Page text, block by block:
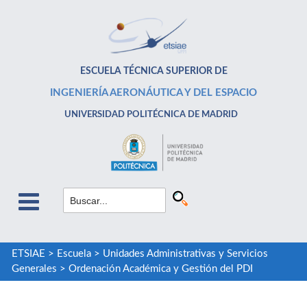
ESCUELA TÉCNICA SUPERIOR DE
INGENIERÍA AERONÁUTICA Y DEL ESPACIO
UNIVERSIDAD POLITÉCNICA DE MADRID
ETSIAE > Escuela> Unidades Administrativas y Servicios
Generales > Ordenación Académica y Gestión del PDI